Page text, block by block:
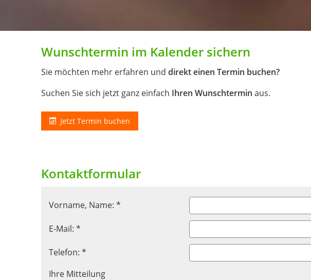
Wunschtermin im Kalender sichern
Sie möchten mehr erfahren und direkt einen Termin buchen?
Suchen Sie sich jetzt ganz einfach Ihren Wunschtermin aus.
Jetzt Termin buchen
Kontaktformular
Vorname, Name: *
E-Mail: *
Telefon: *
Ihre Mitteilung